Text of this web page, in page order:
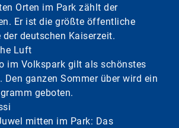
Orten im Park zählt der
Er ist die größte öffentliche
der deutschen Kaiserzeit.
Luft
im Volkspark gilt als schönstes
Den ganzen Sommer über wird ein
geboten.
mitten im Park: Das